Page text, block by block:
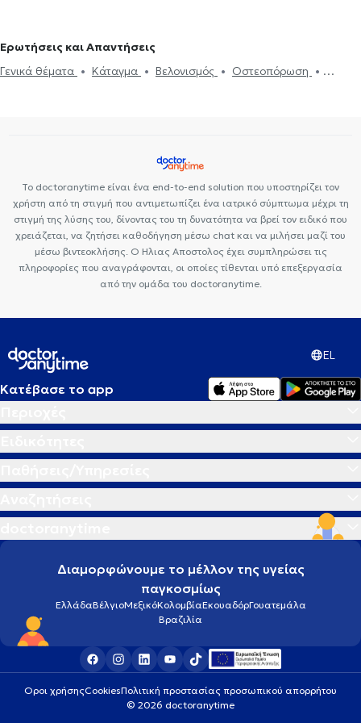
Ορθοπαιδικοί και Ορθοπαιδικοί Χειρουργοί στην Καισαριανή
Ορθοπαιδικοί και Ορθοπαιδικοί Χειρουργοί στο Κουκάκι
Ερωτήσεις και Απαντήσεις
Γενικά θέματα
Κάταγμα Βελονισμός
Οστεοπόρωση
Το doctoranytime είναι ένα end-to-end solution που υποστηρίζει τον
χρήστη από τη στιγμή που αντιμετωπίζει ένα ιατρικό σύμπτωμα μέχρι τη
στιγμή της λύσης του, δίνοντας του τη δυνατότητα να βρεί τον ειδικό που
χρειάζεται, να ζητήσει καθοδήγηση μέσω chat και να μιλήσει μαζί του
μέσω βιντεοκλήσης. Ο Ηλιας Αποστολος έχει συμπληρώσει τις
πληροφορίες που αναγράφονται, οι οποίες τίθενται υπό επεξεργασία
από την ομάδα του doctoranytime.
EL
Κατέβασε το app
Διαμορφώνουμε το μέλλον της υγείας
παγκοσμίως
ΕλλάδαΒέλγιοΜεξικόΚολομβίαΕκουαδόρΓουατεμάλα
Βραζιλία
Οροι χρήσηςCookiesΠολιτική προστασίας προσωπικού απορρήτου
© 2026 doctoranytime